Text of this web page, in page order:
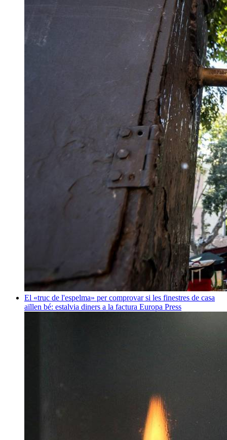
El «truc de l'espelma» per comprovar si les finestres de casa
aïllen bé: estalvia diners a la factura Europa Press